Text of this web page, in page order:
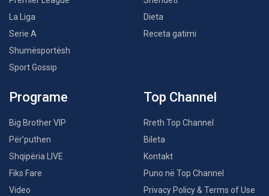
La Liga
Serie A
Shumësportësh
Sport Gossip
Dieta
Receta gatimi
Programe
Big Brother VIP
Për’puthen
Shqipëria LIVE
Fiks Fare
Video
Top Channel
Rreth Top Channel
Bileta
Kontakt
Puno në Top Channel
Privacy Policy & Terms of Use